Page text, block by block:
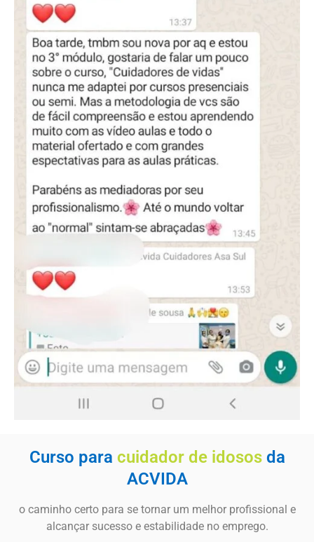
Curso para cuidador de idosos da
ACVIDA
o caminho certo para se tornar um melhor profissional e
alcançar sucesso e estabilidade no emprego.